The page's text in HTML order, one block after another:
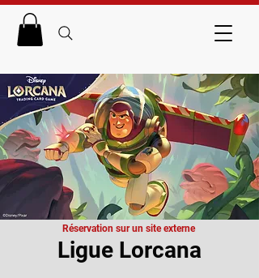
Ligue Lorcana
Réservation sur un site externe